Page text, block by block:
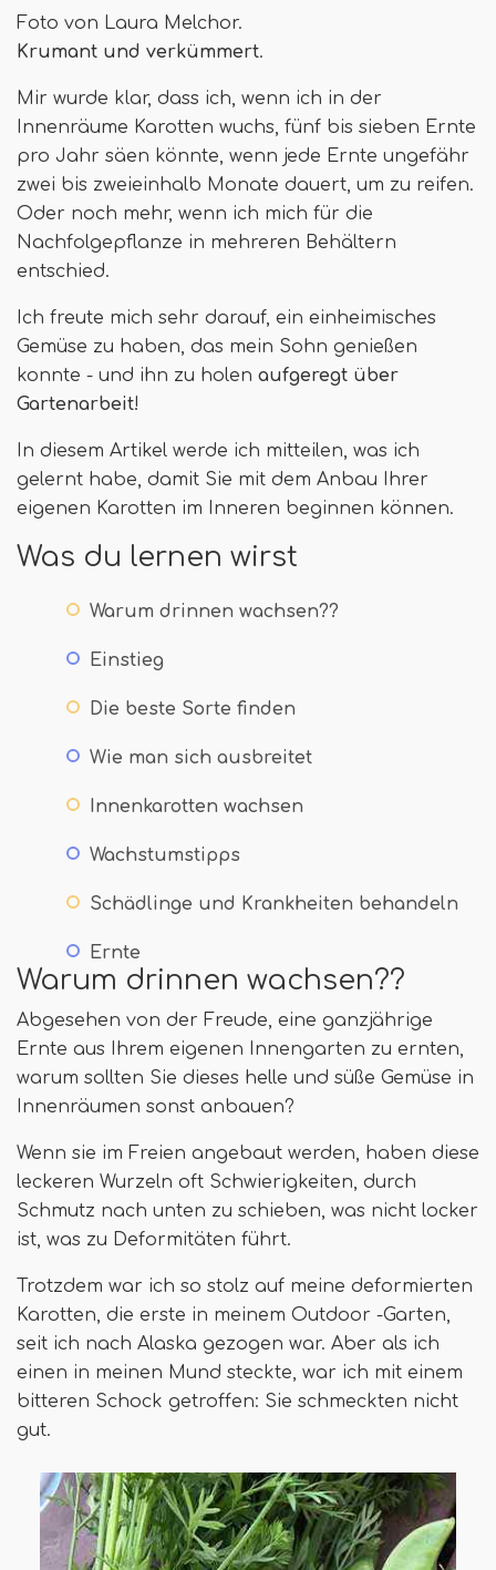
Foto von Laura Melchor.
Krumant und verkümmert.
Mir wurde klar, dass ich, wenn ich in der
Innenräume Karotten wuchs, fünf bis sieben Ernte
pro Jahr säen könnte, wenn jede Ernte ungefähr
zwei bis zweieinhalb Monate dauert, um zu reifen.
Oder noch mehr, wenn ich mich für die
Nachfolgepflanze in mehreren Behältern
entschied.
Ich freute mich sehr darauf, ein einheimisches
Gemüse zu haben, das mein Sohn genießen
konnte - und ihn zu holen aufgeregt über
Gartenarbeit!
In diesem Artikel werde ich mitteilen, was ich
gelernt habe, damit Sie mit dem Anbau Ihrer
eigenen Karotten im Inneren beginnen können.
Was du lernen wirst
Warum drinnen wachsen??
Einstieg
Die beste Sorte finden
Wie man sich ausbreitet
Innenkarotten wachsen
Wachstumstipps
Schädlinge und Krankheiten behandeln
Ernte
Warum drinnen wachsen??
Abgesehen von der Freude, eine ganzjährige
Ernte aus Ihrem eigenen Innengarten zu ernten,
warum sollten Sie dieses helle und süße Gemüse in
Innenräumen sonst anbauen?
Wenn sie im Freien angebaut werden, haben diese
leckeren Wurzeln oft Schwierigkeiten, durch
Schmutz nach unten zu schieben, was nicht locker
ist, was zu Deformitäten führt.
Trotzdem war ich so stolz auf meine deformierten
Karotten, die erste in meinem Outdoor -Garten,
seit ich nach Alaska gezogen war. Aber als ich
einen in meinen Mund steckte, war ich mit einem
bitteren Schock getroffen: Sie schmeckten nicht
gut.